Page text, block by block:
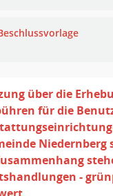
über die
für die
-